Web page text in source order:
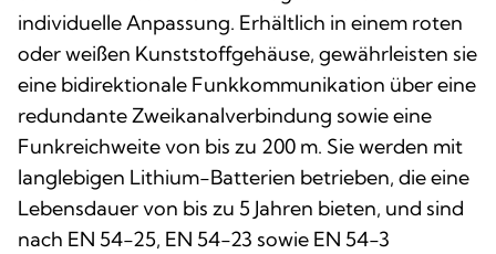
individuelle Anpassung. Erhältlich in einem roten
oder weißen Kunststoffgehäuse, gewährleisten sie
eine bidirektionale Funkkommunikation über eine
redundante Zweikanalverbindung sowie eine
Funkreichweite von bis zu 200 m. Sie werden mit
langlebigen Lithium-Batterien betrieben, die eine
Lebensdauer von bis zu 5 Jahren bieten, und sind
nach EN 54-25, EN 54-23 sowie EN 54-3